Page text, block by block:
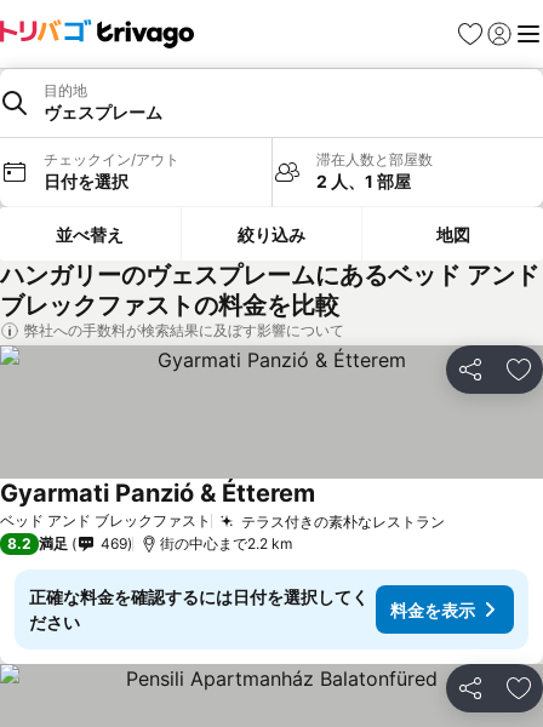
お気に入り
ログイ
メ
目的地
ヴェスプレーム
チェックイン/アウト
日付を選択
滞在人数と部屋数
2 人、1 部屋
並べ替え 絞り込み 地図
ハンガリーのヴェスプレームにあるベッド アンド
ブレックファストの料金を比較
弊社への手数料が検索結果に及ぼす影響について
シェア お
ベッド アンド ブレックファスト テラス付きの素朴なレストラン
Gyarmati Panzió & Étterem
8.2 満足 469 街の中心まで2.2 km
正確な料金を確認するには日付を選択してく
ださい
料金を表示
シェア お